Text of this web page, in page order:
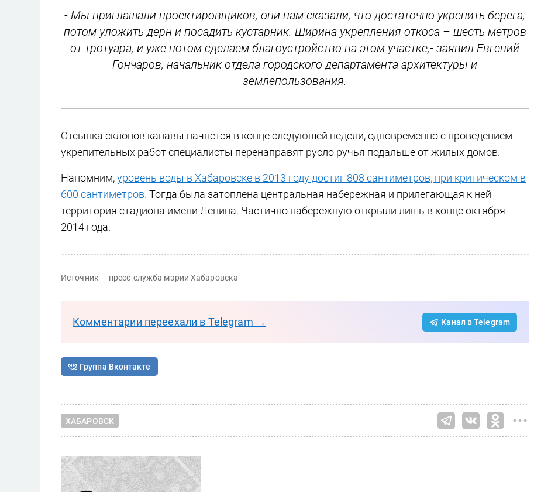
- Мы приглашали проектировщиков, они нам сказали, что достаточно укрепить берега,
потом уложить дерн и посадить кустарник. Ширина укрепления откоса – шесть метров
от тротуара, и уже потом сделаем благоустройство на этом участке,- заявил Евгений
Гончаров, начальник отдела городского департамента архитектуры и
землепользования.
Отсыпка склонов канавы начнется в конце следующей недели, одновременно с проведением
укрепительных работ специалисты перенаправят русло ручья подальше от жилых домов.
Напомним,уровень воды в Хабаровске в 2013 году достиг 808 сантиметров, при критическом в
600 сантиметров. Тогда была затоплена центральная набережная и прилегающая к ней
территория стадиона имени Ленина. Частично набережную открыли лишь в конце октября
2014 года.
Источник — пресс-служба мэрии Хабаровска
Комментарии переехали в Telegram → Канал в Telegram
Группа Вконтакте
ХАБАРОВСК